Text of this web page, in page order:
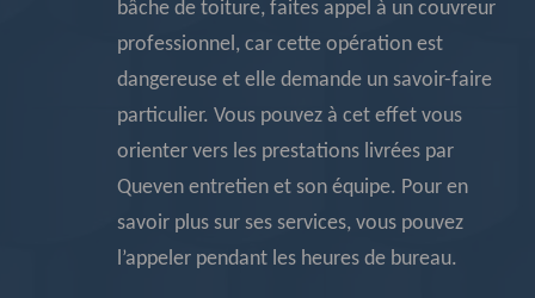
bâche de toiture, faites appel à un couvreur
professionnel, car cette opération est
dangereuse et elle demande un savoir-faire
particulier. Vous pouvez à cet effet vous
orienter vers les prestations livrées par
Queven entretien et son équipe. Pour en
savoir plus sur ses services, vous pouvez
l’appeler pendant les heures de bureau.